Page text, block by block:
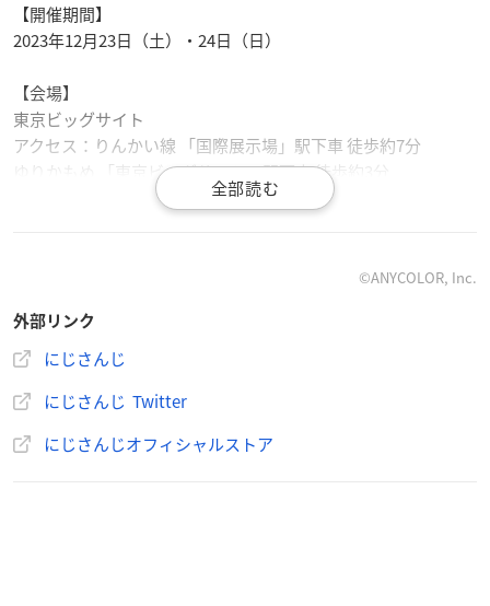
【開催期間】
2023年12月23日（土）・24日（日）
【会場】
東京ビッグサイト
アクセス：りんかい線 「国際展示場」駅下車 徒歩約7分
ゆりかもめ 「東京ビッグサイト」駅下車 徒歩約3分
2023年12月 東京ビッグサイトにて「にじさんじフェス202
3」の開催が決定いたしました！
プレスリリースはこちら▼
©ANYCOLOR, Inc.
外部リンク
にじさんじ
にじさんじ Twitter
にじさんじオフィシャルストア